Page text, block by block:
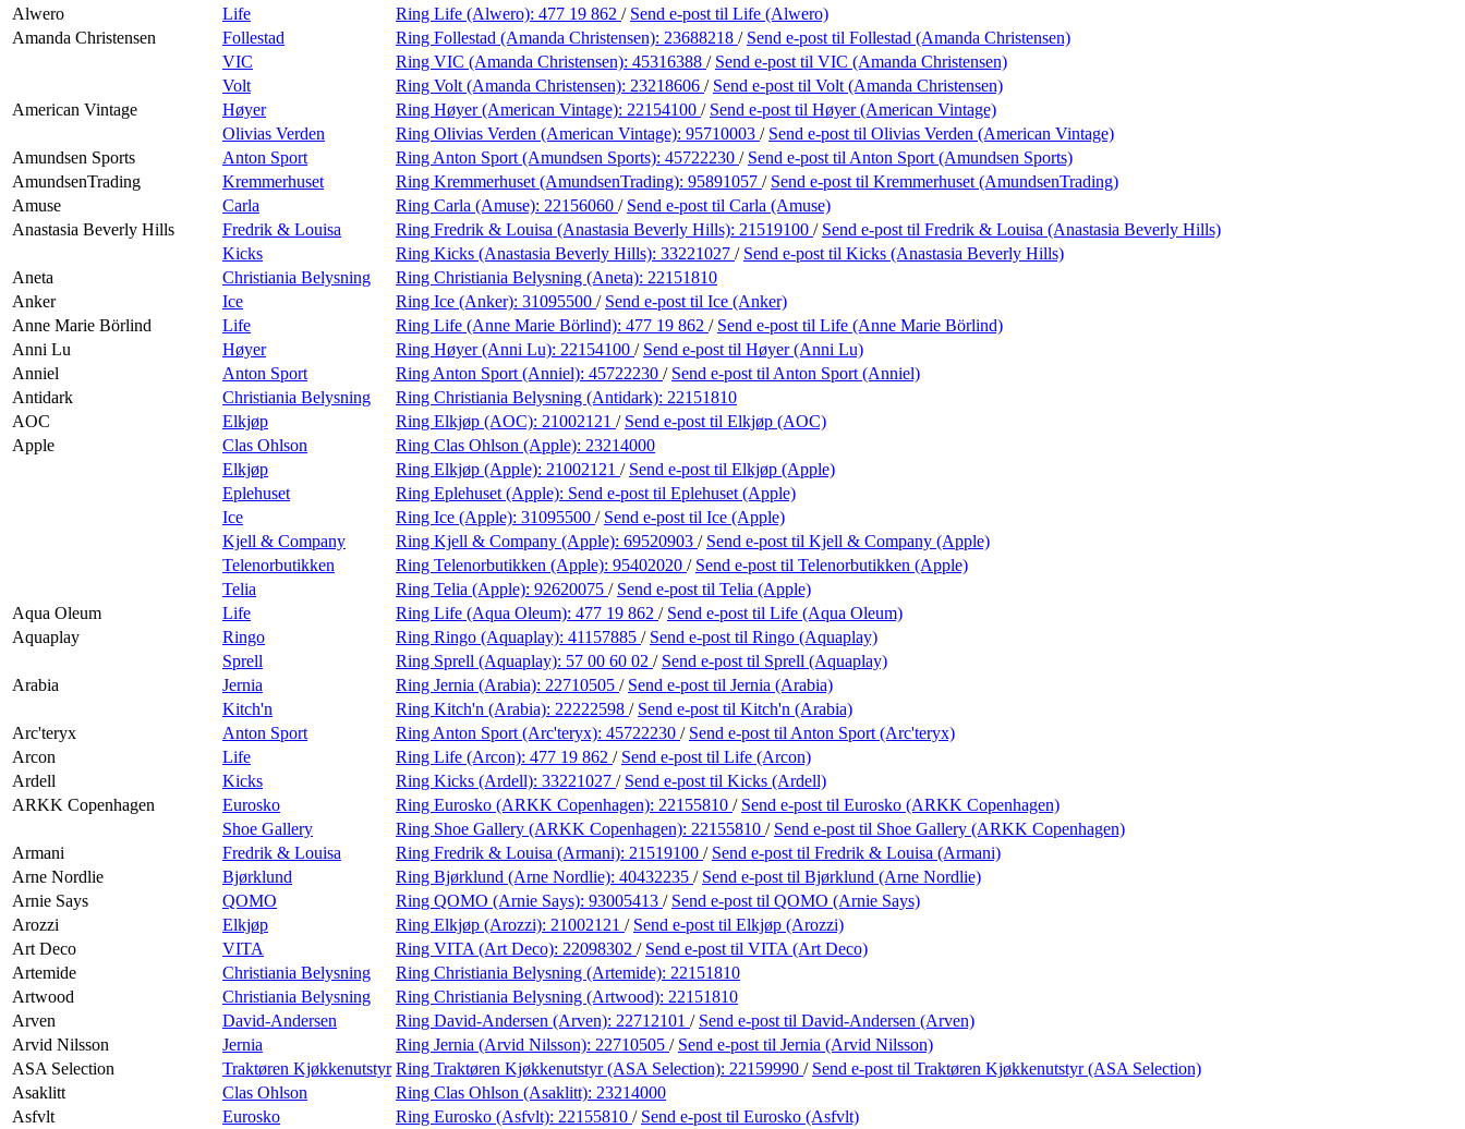
Alwero
Life Ring Life (Alwero): 477 19 862 / Send e-post til Life (Alwero)
Amanda Christensen
Follestad Ring Follestad (Amanda Christensen): 23688218 / Send e-post til Follestad (Amanda Christensen)
VIC
Ring VIC (Amanda Christensen): 45316388 / Send e-post til VIC (Amanda Christensen)
Volt
Ring Volt (Amanda Christensen): 23218606 / Send e-post til Volt (Amanda Christensen)
American Vintage
Høyer Ring Høyer (American Vintage): 22154100 / Send e-post til Høyer (American Vintage)
Olivias Verden
Ring Olivias Verden (American Vintage): 95710003 / Send e-post til Olivias Verden (American Vintage)
Amundsen Sports
Anton Sport Ring Anton Sport (Amundsen Sports): 45722230 / Send e-post til Anton Sport (Amundsen Sports)
AmundsenTrading
Kremmerhuset Ring Kremmerhuset (AmundsenTrading): 95891057 / Send e-post til Kremmerhuset (AmundsenTrading)
Amuse
Carla Ring Carla (Amuse): 22156060 / Send e-post til Carla (Amuse)
Anastasia Beverly Hills
Fredrik & Louisa Ring Fredrik & Louisa (Anastasia Beverly Hills): 21519100 / Send e-post til Fredrik & Louisa (Anastasia Beverly Hills)
Kicks
Ring Kicks (Anastasia Beverly Hills): 33221027 / Send e-post til Kicks (Anastasia Beverly Hills)
Aneta
Christiania Belysning Ring Christiania Belysning (Aneta): 22151810
Anker
Ice Ring Ice (Anker): 31095500 / Send e-post til Ice (Anker)
Anne Marie Börlind
Life Ring Life (Anne Marie Börlind): 477 19 862 / Send e-post til Life (Anne Marie Börlind)
Anni Lu
Høyer Ring Høyer (Anni Lu): 22154100 / Send e-post til Høyer (Anni Lu)
Anniel
Anton Sport Ring Anton Sport (Anniel): 45722230 / Send e-post til Anton Sport (Anniel)
Antidark
Christiania Belysning Ring Christiania Belysning (Antidark): 22151810
AOC
Elkjøp Ring Elkjøp (AOC): 21002121 / Send e-post til Elkjøp (AOC)
Apple
Clas Ohlson Ring Clas Ohlson (Apple): 23214000
Elkjøp
Ring Elkjøp (Apple): 21002121 / Send e-post til Elkjøp (Apple)
Eplehuset
Ring Eplehuset (Apple): Send e-post til Eplehuset (Apple)
Ice
Ring Ice (Apple): 31095500 / Send e-post til Ice (Apple)
Kjell & Company
Ring Kjell & Company (Apple): 69520903 / Send e-post til Kjell & Company (Apple)
Telenorbutikken
Ring Telenorbutikken (Apple): 95402020 / Send e-post til Telenorbutikken (Apple)
Telia
Ring Telia (Apple): 92620075 / Send e-post til Telia (Apple)
Aqua Oleum
Life Ring Life (Aqua Oleum): 477 19 862 / Send e-post til Life (Aqua Oleum)
Aquaplay
Ringo Ring Ringo (Aquaplay): 41157885 / Send e-post til Ringo (Aquaplay)
Sprell
Ring Sprell (Aquaplay): 57 00 60 02 / Send e-post til Sprell (Aquaplay)
Arabia
Jernia Ring Jernia (Arabia): 22710505 / Send e-post til Jernia (Arabia)
Kitch'n
Ring Kitch'n (Arabia): 22222598 / Send e-post til Kitch'n (Arabia)
Arc'teryx
Anton Sport Ring Anton Sport (Arc'teryx): 45722230 / Send e-post til Anton Sport (Arc'teryx)
Arcon
Life Ring Life (Arcon): 477 19 862 / Send e-post til Life (Arcon)
Ardell
Kicks Ring Kicks (Ardell): 33221027 / Send e-post til Kicks (Ardell)
ARKK Copenhagen
Eurosko Ring Eurosko (ARKK Copenhagen): 22155810 / Send e-post til Eurosko (ARKK Copenhagen)
Shoe Gallery
Ring Shoe Gallery (ARKK Copenhagen): 22155810 / Send e-post til Shoe Gallery (ARKK Copenhagen)
Armani
Fredrik & Louisa Ring Fredrik & Louisa (Armani): 21519100 / Send e-post til Fredrik & Louisa (Armani)
Arne Nordlie
Bjørklund Ring Bjørklund (Arne Nordlie): 40432235 / Send e-post til Bjørklund (Arne Nordlie)
Arnie Says
QOMO Ring QOMO (Arnie Says): 93005413 / Send e-post til QOMO (Arnie Says)
Arozzi
Elkjøp Ring Elkjøp (Arozzi): 21002121 / Send e-post til Elkjøp (Arozzi)
Art Deco
VITA Ring VITA (Art Deco): 22098302 / Send e-post til VITA (Art Deco)
Artemide
Christiania Belysning Ring Christiania Belysning (Artemide): 22151810
Artwood
Christiania Belysning Ring Christiania Belysning (Artwood): 22151810
Arven
David-Andersen Ring David-Andersen (Arven): 22712101 / Send e-post til David-Andersen (Arven)
Arvid Nilsson
Jernia Ring Jernia (Arvid Nilsson): 22710505 / Send e-post til Jernia (Arvid Nilsson)
ASA Selection
Traktøren Kjøkkenutstyr Ring Traktøren Kjøkkenutstyr (ASA Selection): 22159990 / Send e-post til Traktøren Kjøkkenutstyr (ASA Selection)
Asaklitt
Clas Ohlson Ring Clas Ohlson (Asaklitt): 23214000
Asfvlt
Eurosko Ring Eurosko (Asfvlt): 22155810 / Send e-post til Eurosko (Asfvlt)